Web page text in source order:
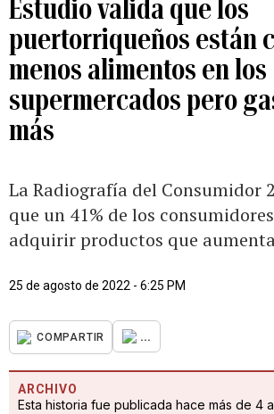
Estudio valida que los
puertorriqueños están
menos alimentos en los
supermercados pero
más
La Radiografía del Consumidor
que un 41% de los
adquirir productos que
25 de agosto de 2022 - 6:25 PM
COMPARTIR ...
ARCHIVO
Esta historia fue publicada hace más de 4